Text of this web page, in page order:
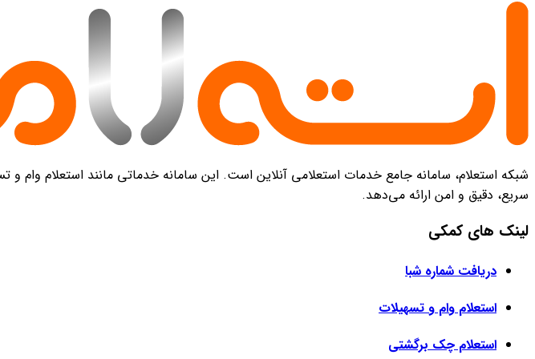
شبکه استعلام، سامانه جامع خدمات استعلامی آنلاین است. این سامانه خدماتی مانند استعلام وام و
سریع، دقیق و امن ارائه می‌دهد.
لینک های کمکی
دریافت شماره شبا
استعلام وام و تسهیلات
استعلام چک برگشتی